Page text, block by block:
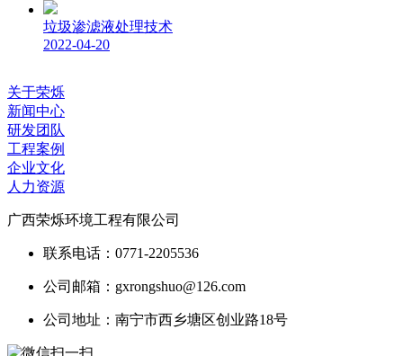
垃圾渗滤液处理技术
2022-04-20
关于荣烁
新闻中心
研发团队
工程案例
企业文化
人力资源
广西荣烁环境工程有限公司
联系电话：0771-2205536
公司邮箱：gxrongshuo@126.com
公司地址：南宁市西乡塘区创业路18号